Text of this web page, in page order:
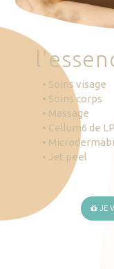
'essen
• Soins visage
• Soins corps
• Massage
• Cellum6 de
•
• Jet peel
JE